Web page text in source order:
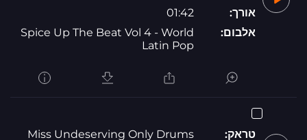
אורך:
01:42
אלבום:
Spice Up The Beat Vol 4 - World
Latin Pop
טראק:
Miss Undeserving Only Drums